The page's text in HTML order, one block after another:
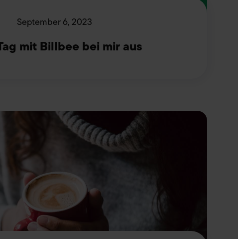
September 6, 2023
mit Billbee bei mir aus